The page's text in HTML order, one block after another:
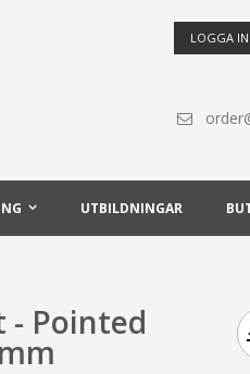
LOGGA IN
UTBILDNINGAR
- Pointed